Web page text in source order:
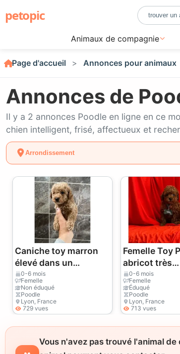
petopic
Animaux de compagnie
Page d'accueil Annonces pour animaux
Annonces de
Il y a 2 annonces Poodle en ligne en ce
chien intelligent, frisé, affectueux et
Arrondissement
Caniche toy marron
élevé dans un
environnement
familial
0-6 mois
Femelle
Non éduqué
Poodle
Lyon, France
729 vues
Femelle Toy
abricot très
affectueuse
0-6 mois
Femelle
Éduqué
Poodle
Lyon, France
713 vues
Vous n'avez pas trouvé l'animal